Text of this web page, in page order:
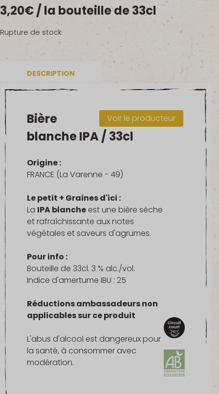
NOS PRODUCTEURS
NOS MARCHÉS
3,20€/ la bouteille de 33cl
Rupture de stock
DESCRIPTION
Voir le producteur
Bière
blanche IPA / 33cl
Origine :
FRANCE (La Varenne - 49)
Le petit + Graines d'ici :
La IPA blanche est une bière sèche
et rafraîchissante aux notes
végétales et saveurs d'agrumes.
Pour info :
Bouteille de 33cl. 3 % alc./vol.
Indice d'amertume IBU : 25
Réductions ambassadeurs non
applicables sur ce produit
L'abus d'alcool est dangereux pour
la santé, à consommer avec
modération.